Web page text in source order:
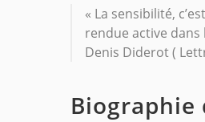
« La sensibilité,
rendue active
Denis Diderot (
Biographie